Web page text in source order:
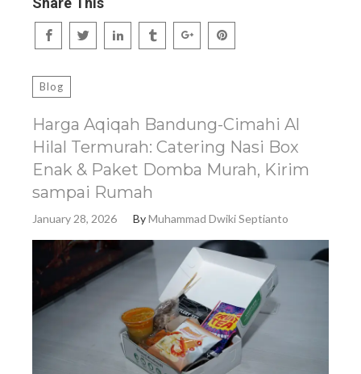
Blog
Harga Aqiqah Bandung-Cimahi Al
Hilal Termurah: Catering Nasi Box
Enak & Paket Domba Murah, Kirim
sampai Rumah
January 28, 2026 ByMuhammad Dwiki Septianto